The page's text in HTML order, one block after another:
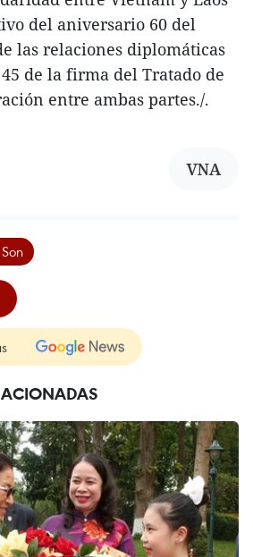
del aniversario 60 del
las relaciones diplomáticas
de la firma del Tratado de
entre ambas partes./.
VNA